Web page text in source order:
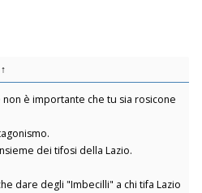
↑
è importante che tu sia rosicone
dei tifosi della Lazio.
dare degli "Imbecilli" a chi tifa Lazio